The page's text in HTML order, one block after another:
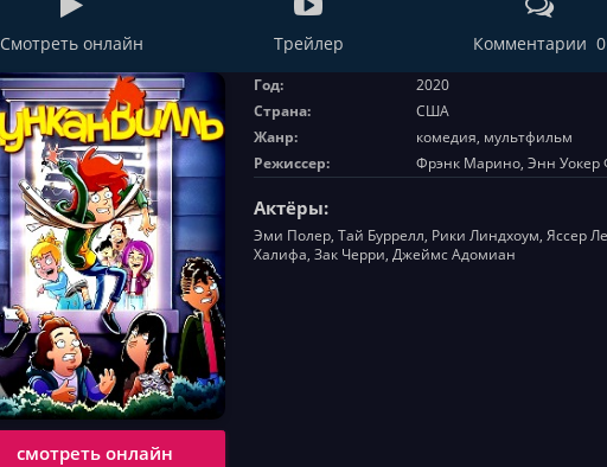
Смотреть онлайн Трейлер Комментарии 0
смотреть онлайн
Год:
2020
Страна:
США
Жанр:
комедия, мультфильм
Режиссер:
Фрэнк Марино, Энн Уокер
Актёры:
Эми Полер, Тай Буррелл, Рики Линдхоум, Яссер
Халифа, Зак Черри, Джеймс Адомиан